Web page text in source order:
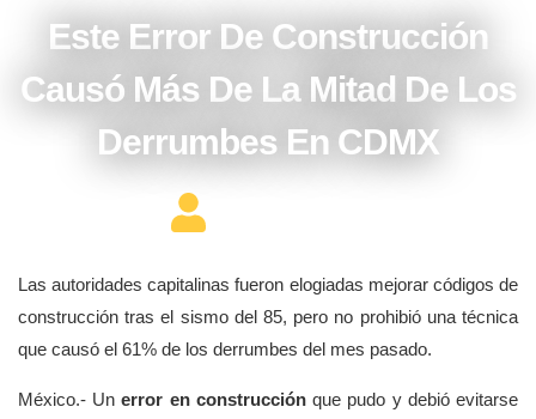
Este Error De Construcción
Causó Más De La Mitad De Los
Derrumbes En CDMX
Las autoridades capitalinas fueron elogiadas mejorar códigos de
construcción tras el sismo del 85, pero no prohibió una técnica
que causó el 61% de los derrumbes del mes pasado.
México.- Unerror en construcciónque pudo y debió evitarse